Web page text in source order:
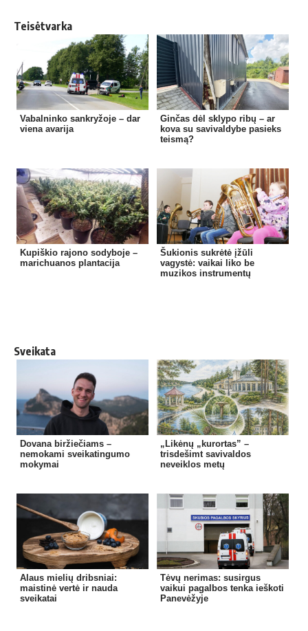
Teisėtvarka
Vabalninko sankryžoje – dar
viena avarija
Ginčas dėl sklypo ribų – ar
kova su savivaldybe pasieks
teismą?
Kupiškio rajono sodyboje –
marichuanos plantacija
Šukionis sukrėtė įžūli
vagystė: vaikai liko be
muzikos instrumentų
Sveikata
Dovana biržiečiams –
nemokami sveikatingumo
mokymai
„Likėnų „kurortas” –
trisdešimt savivaldos
neveiklos metų
Alaus mielių dribsniai:
maistinė vertė ir nauda
sveikatai
Tėvų nerimas: susirgus
vaikui pagalbos tenka ieškoti
Panevėžyje